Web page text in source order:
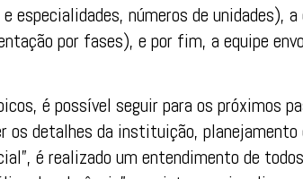
especialidades, números de unidades),
por fases), e por fim, a equipe
é possível seguir para os próximos
os detalhes da instituição,
é realizado um entendimento de